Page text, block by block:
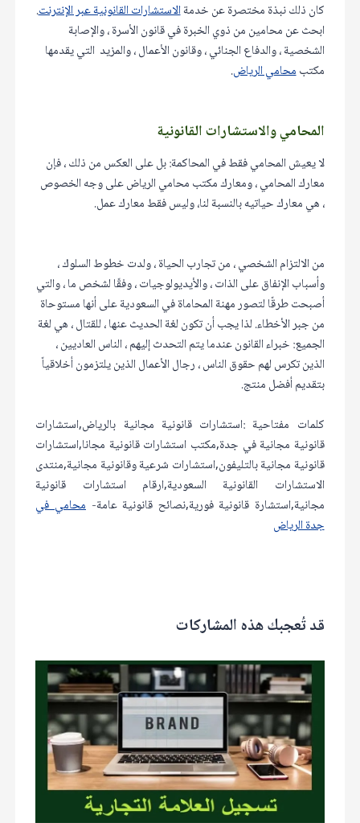
كان ذلك نبذة مختصرة عن خدمةالاستشارات القانونية عبر الإنترنت.
ابحث عن محامين من ذوي الخبرة في قانون الأسرة ، والإصابة
الشخصية ، والدفاع الجنائي ، وقانون الأعمال ، والمزيد التي يقدمها
مكتبمحامي الرياض.
المحامي والاستشارات القانونية
لا يعيش المحامي فقط في المحاكمة: بل على العكس من ذلك ، فإن
معارك المحامي ، ومعارك مكتب محامي الرياض على وجه الخصوص
، هي معارك حياتيه بالنسبة لنا، وليس فقط معارك عمل.
من الالتزام الشخصي ، من تجارب الحياة ، ولدت خطوط السلوك ،
وأسباب الإنفاق على الذات ، والأيديولوجيات ، وفقًا لشخص ما ، والتي
أصبحت طرقًا لتصور مهنة المحاماة في السعودية على أنها مستوحاة
من جبر الأخطاء. لذا يجب أن تكون لغة الحديث عنها ، للقتال ، هي لغة
الجميع: خبراء القانون عندما يتم التحدث إليهم ، الناس العاديين ،
الذين تكرس لهم حقوق الناس ، رجال الأعمال الذين يلتزمون أخلاقياً
بتقديم أفضل منتج.
كلمات مفتاحية :استشارات قانونية مجانية بالرياض,استشارات
قانونية مجانية في جدة,مكتب استشارات قانونية مجانا,استشارات
قانونية مجانية بالتليفون,استشارات شرعية وقانونية مجانية,منتدى
الاستشارات القانونية السعودية,ارقام استشارات قانونية
مجانية,استشارة قانونية فورية,نصائح قانونية عامة- محامي في
جدة الرياض
قد تُعجبك هذه المشاركات